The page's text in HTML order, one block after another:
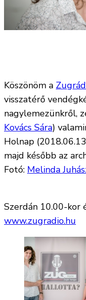
Köszönöm a
visszatérő
nagylemezünkről,
Kovács Sára)
Holnap
majd később az
Fotó: Melinda
Szerdán 10.00-kor
www.zugradio.hu